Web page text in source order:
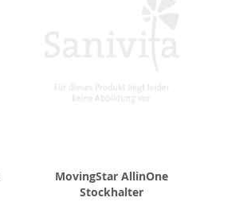
MovingStar AllinOne
Stockhalter